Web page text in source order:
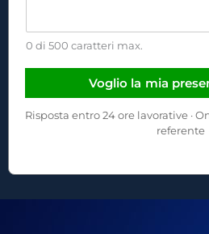
0 di 500 caratteri max.
Voglio la mia